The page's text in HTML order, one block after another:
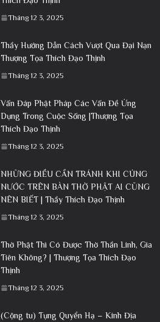
Tháng 12 3, 2025
Thầy Hướng Dẫn Cách Vượt Qua Đại Nạn
Thượng Tọa Thích Đạo Thịnh
Tháng 12 3, 2025
Vấn Đáp Phật Pháp Các Vấn Đề Ứng
Dụng Trong Cuộc Sống |Thượng Tọa
Thích Đạo Thịnh
Tháng 12 3, 2025
NHỮNG ĐIỀU CẦN TRÁNH KHI CÚNG
NƯỚC TRÊN BÀN THỜ PHẬT AI CŨNG
NÊN BIẾT | Thầy Thích Đạo Thịnh
Tháng 12 3, 2025
Thờ Phật Thì Có Được Thờ Thần Linh, Gia
Tiên Không? | Thượng Tọa Thích Đạo
Thịnh
Tháng 12 3, 2025
(Cộng tu) Tụng Quyển Hạ – Kinh Địa